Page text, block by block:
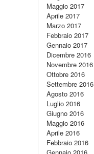
Maggio 2017
Aprile 2017
Marzo 2017
Febbraio 2017
Gennaio 2017
Dicembre 2016
Novembre 2016
Ottobre 2016
Settembre 2016
Agosto 2016
Luglio 2016
Giugno 2016
Maggio 2016
Aprile 2016
Febbraio 2016